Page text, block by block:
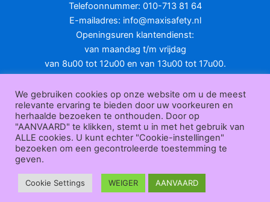
gekozen
worden
op
productpagina
Telefoonnummer: 010-713 81 64
E-mailadres: info@maxisafety.nl
Openingsuren klantendienst:
van maandag t/m vrijdag
van 8u00 tot 12u00 en van 13u00 tot 17u00.
KLANTENSERVICE
Over
ons|Bedrijfsgegevens| F.A.Q.|Bestelprocedure | Betaling
ending | Retourneren|Herroepingsrecht|Herroepingsfunctie
ederverkoop|Bedrukken|Contact
Algemene voorwaarden
Maxisafety.nl © 2026
We gebruiken cookies op onze website om u de meest
relevante ervaring te bieden door uw voorkeuren en
herhaalde bezoeken te onthouden. Door op
"AANVAARD" te klikken, stemt u in met het gebruik van
ALLE cookies. U kunt echter "Cookie-instellingen"
bezoeken om een gecontroleerde toestemming te
geven.
Cookie Settings WEIGER AANVAARD